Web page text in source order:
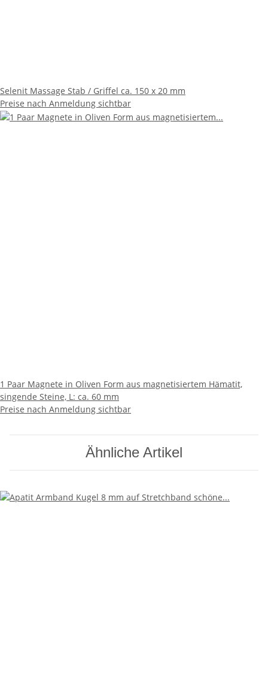
Selenit Massage Stab / Griffel ca. 150 x 20 mm
Preise nach Anmeldung sichtbar
1 Paar Magnete in Oliven Form aus magnetisiertem Hämatit,
singende Steine, L: ca. 60 mm
Preise nach Anmeldung sichtbar
Ähnliche Artikel